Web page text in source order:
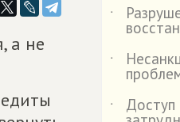
а не
˙
˙
˙
Доступ